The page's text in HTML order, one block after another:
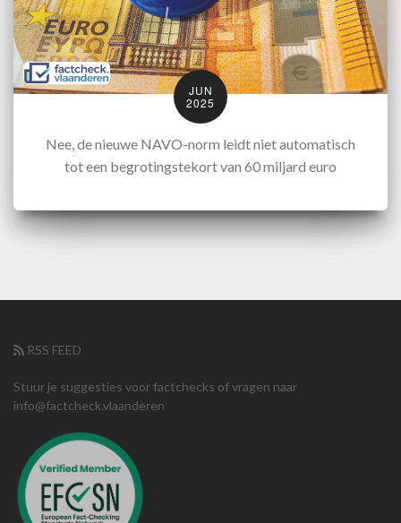
JUN
2025
Nee, de nieuwe NAVO-norm leidt niet automatisch
tot een begrotingstekort van 60 miljard euro
RSS FEED
Stuur je suggesties voor factchecks of vragen naar
info@factcheck.vlaanderen